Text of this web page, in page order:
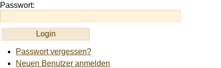
Passwort:
Passwort vergessen?
Neuen Benutzer anmelden